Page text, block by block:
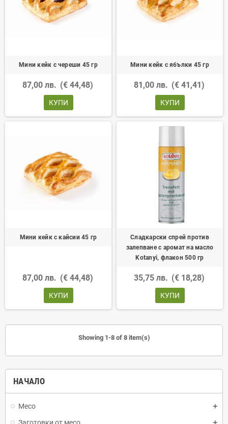
НАЧАЛО
Месо
Мини кейк с череши 45 гр
87,00 лв. (€ 44,48)
КУПИ
Мини кейк с ябълки 45 гр
81,00 лв. (€ 41,41)
КУПИ
Мини кейк с кайсии 45 гр
87,00 лв. (€ 44,48)
КУПИ
Сладкарски спрей против
залепване с аромат на масло
Kotanyi, флакон 500 гр
35,75 лв. (€ 18,28)
КУПИ
Showing 1-8 of 8 item(s)